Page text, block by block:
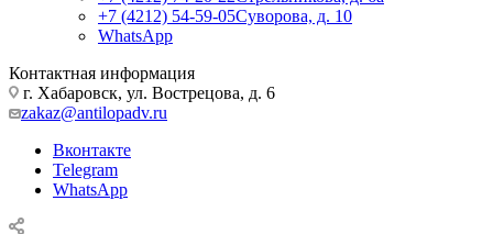
+7 (4212) 54-59-05Суворова, д. 10
WhatsApp
Контактная информация
г. Хабаровск, ул. Вострецова, д. 6
zakaz@antilopadv.ru
Вконтакте
Telegram
WhatsApp